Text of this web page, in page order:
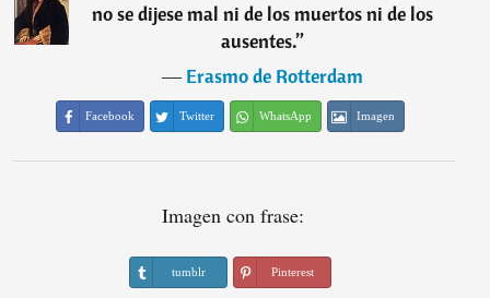
no se dijese mal ni de los muertos ni de los
ausentes.”
―Erasmo de Rotterdam
Facebook Twitter WhatsApp Imagen
Imagen con frase:
tumblr Pinterest